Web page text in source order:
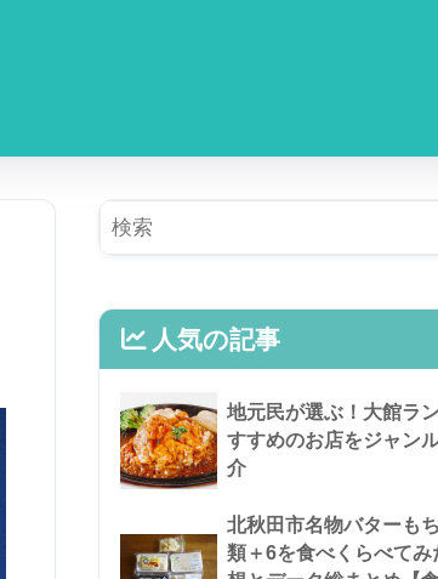
人気の記事
地元民が選ぶ！大館ラ
すすめのお店をジャン
介
北秋田市名物バターも
類＋6を食べくらべてみ